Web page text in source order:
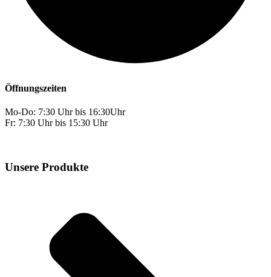
Öffnungszeiten
Mo-Do: 7:30 Uhr bis 16:30Uhr
Fr: 7:30 Uhr bis 15:30 Uhr
Unsere Produkte